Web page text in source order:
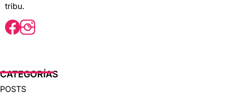
tribu.
CATEGORÍAS
POSTS